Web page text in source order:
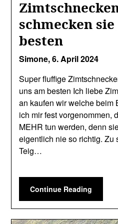
schmecken
besten
Simone,6. April 2024
Super fluffige
uns am besten Ich liebe
an kaufen wir welche beim
ich mir fest vorgenommen,
MEHR tun werden, denn
eigentlich nie so richtig. Zu
Teig…
Continue Reading